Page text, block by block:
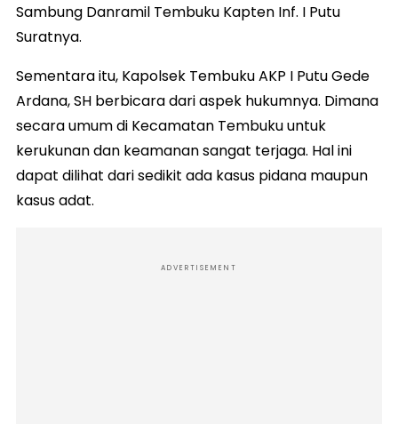
Sambung Danramil Tembuku Kapten Inf. I Putu
Suratnya.
Sementara itu, Kapolsek Tembuku AKP I Putu Gede
Ardana, SH berbicara dari aspek hukumnya. Dimana
secara umum di Kecamatan Tembuku untuk
kerukunan dan keamanan sangat terjaga. Hal ini
dapat dilihat dari sedikit ada kasus pidana maupun
kasus adat.
ADVERTISEMENT